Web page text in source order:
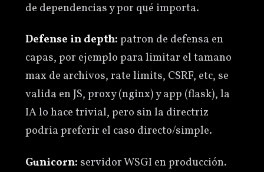
de dependencias y por qué importa.
Defense in depth:patron de defensa en
capas, por ejemplo para limitar el tamano
max de archivos, rate limits, CSRF, etc, se
valida en JS, proxy (nginx) y app (flask), la
IA lo hace trivial, pero sin la directriz
podria preferir el caso directo/simple.
Gunicorn: servidor WSGI en producción.